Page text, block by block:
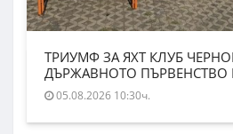
ТРИУМФ ЗА ЯХТ КЛУБ
ДЪРЖАВНОТО
05.08.2026 10:30ч.